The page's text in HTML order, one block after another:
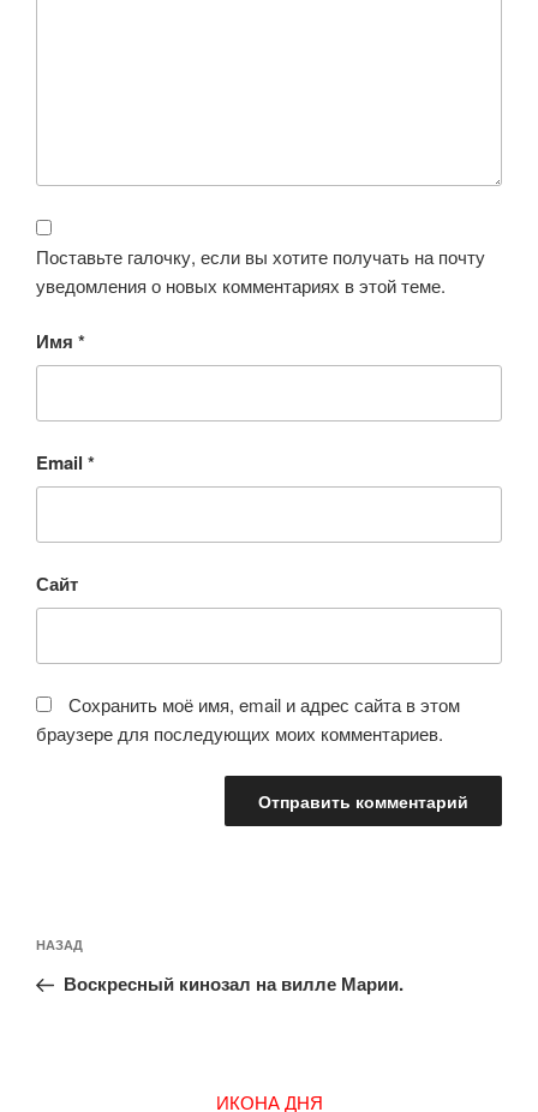
Поставьте галочку, если вы хотите получать на почту
уведомления о новых комментариях в этой теме.
Имя *
Email *
Сайт
Сохранить моё имя, email и адрес сайта в этом
браузере для последующих моих комментариев.
по
записям
Предыдущая
запись:
НАЗАД
Воскресный кинозал на вилле Марии.
ИКОНА ДНЯ